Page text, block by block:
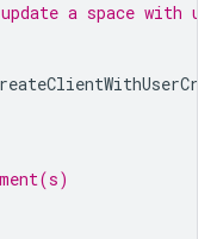
a space with